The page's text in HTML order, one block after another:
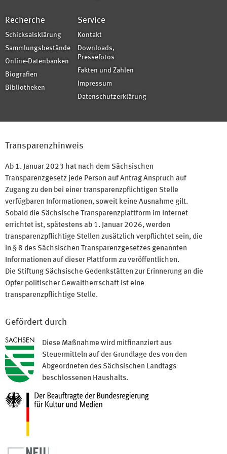
Recherche
Schicksalsklärung
Sammlungsbestände
Online-Datenbanken
Biografien
Bibliotheken
Service
Kontakt
Downloads,
Pressefotos
Fakten und Zahlen
Impressum
Datenschutzerklärung
Transparenzhinweis
Ab 1. Januar 2023 hat nach dem Sächsischen
Transparenzgesetz jede Person auf Antrag Anspruch auf
Zugang zu den bei einer transparenzpflichtigen Stelle
verfügbaren Informationen, soweit keine Ausnahme gilt.
Sobald die Sächsische Transparenzplattform im Internet
errichtet ist, spätestens ab 1. Januar 2026, werden
transparenzpflichtige Stellen zusätzlich verpflichtet sein, die
in § 8 des Sächsischen Transparenzgesetzes genannten
Informationen auf dieser Plattform zu veröffentlichen.
Die Stiftung Sächsische Gedenkstätten zur Erinnerung an die
Opfer politischer Gewaltherrschaft ist eine
transparenzpflichtige Stelle.
Gefördert durch
Diese Maßnahme wird mitfinanziert aus
Steuermitteln auf der Grundlage des von den
Abgeordneten des Sächsischen Landtags
beschlossenen Haushalts.